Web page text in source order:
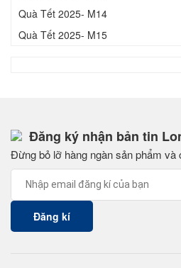
Quà Tết 2025- M14
Quà Tết 2025- M15
Đăng ký nhận bản tin
Đừng bỏ lỡ hàng ngàn sản phẩm và